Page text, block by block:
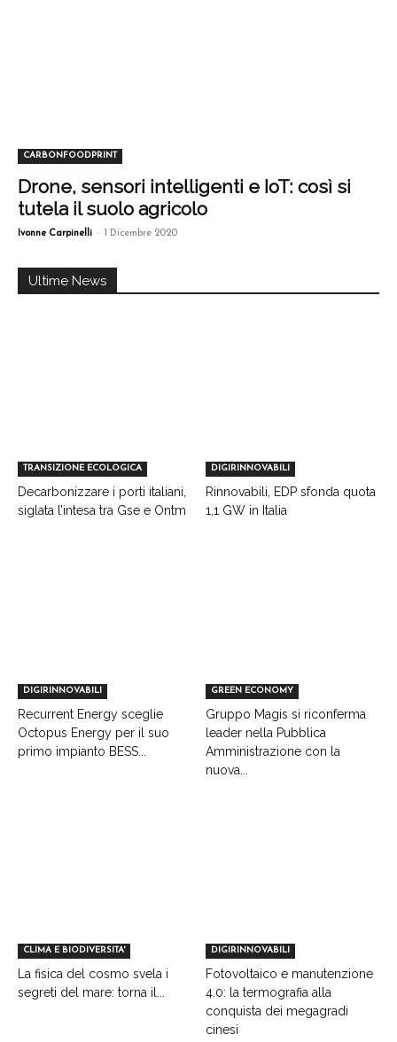
CARBONFOODPRINT
Drone, sensori intelligenti e IoT: così si
tutela il suolo agricolo
Ivonne Carpinelli - 1 Dicembre 2020
Ultime News
TRANSIZIONE ECOLOGICA
Decarbonizzare i porti italiani,
siglata l’intesa tra Gse e Ontm
DIGIRINNOVABILI
Rinnovabili, EDP sfonda quota
1,1 GW in Italia
DIGIRINNOVABILI
Recurrent Energy sceglie
Octopus Energy per il suo
primo impianto BESS...
GREEN ECONOMY
Gruppo Magis si riconferma
leader nella Pubblica
Amministrazione con la
nuova...
CLIMA E BIODIVERSITA'
La fisica del cosmo svela i
segreti del mare: torna il...
DIGIRINNOVABILI
Fotovoltaico e manutenzione
4.0: la termografia alla
conquista dei megagradi
cinesi